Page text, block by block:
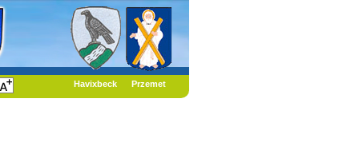
Havixbeck Przemet